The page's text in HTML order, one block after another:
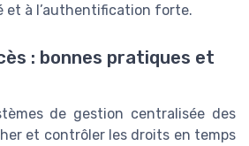
et à l’authentification forte.
: bonnes pratiques et
de gestion centralisée des
et contrôler les droits en temps